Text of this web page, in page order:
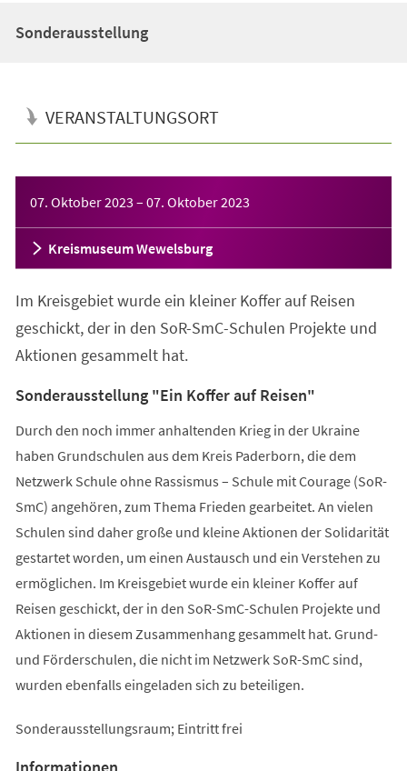
Sonderausstellung
VERANSTALTUNGSORT
07. Oktober 2023 – 07. Oktober 2023
Kreismuseum Wewelsburg
Im Kreisgebiet wurde ein kleiner Koffer auf Reisen
geschickt, der in den SoR-SmC-Schulen Projekte und
Aktionen gesammelt hat.
Sonderausstellung "Ein Koffer auf Reisen"
Durch den noch immer anhaltenden Krieg in der Ukraine
haben Grundschulen aus dem Kreis Paderborn, die dem
Netzwerk Schule ohne Rassismus – Schule mit Courage (SoR-
SmC) angehören, zum Thema Frieden gearbeitet. An vielen
Schulen sind daher große und kleine Aktionen der Solidarität
gestartet worden, um einen Austausch und ein Verstehen zu
ermöglichen. Im Kreisgebiet wurde ein kleiner Koffer auf
Reisen geschickt, der in den SoR-SmC-Schulen Projekte und
Aktionen in diesem Zusammenhang gesammelt hat. Grund-
und Förderschulen, die nicht im Netzwerk SoR-SmC sind,
wurden ebenfalls eingeladen sich zu beteiligen.
Sonderausstellungsraum; Eintritt frei
Informationen